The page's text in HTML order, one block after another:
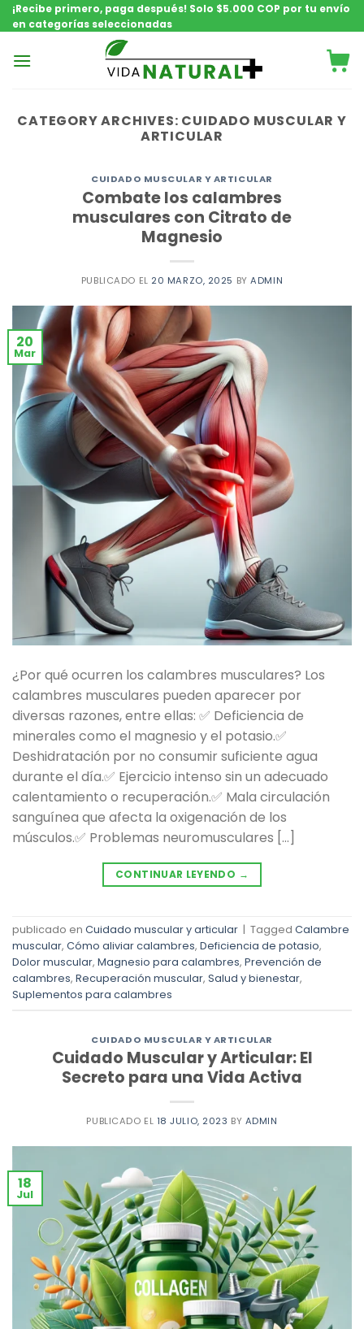
Saltar
contenido
¡Recibe primero, paga después! Solo $5.000 COP por tu envío
en categorías seleccionadas
CATEGORY ARCHIVES: CUIDADO MUSCULAR Y
ARTICULAR
CUIDADO MUSCULAR Y ARTICULAR
Combate los calambres
musculares con Citrato de
Magnesio
PUBLICADO EL 20 MARZO, 2025 BYADMIN
20
Mar
¿Por qué ocurren los calambres musculares? Los
calambres musculares pueden aparecer por
diversas razones, entre ellas: ✅ Deficiencia de
minerales como el magnesio y el potasio.✅
Deshidratación por no consumir suficiente agua
durante el día.✅ Ejercicio intenso sin un adecuado
calentamiento o recuperación.✅ Mala circulación
sanguínea que afecta la oxigenación de los
músculos.✅ Problemas neuromusculares […]
CONTINUAR LEYENDO →
publicado en Cuidado muscular y articular | Tagged Calambre
muscular, Cómo aliviar calambres, Deficiencia de potasio,
Dolor muscular, Magnesio para calambres, Prevención de
calambres, Recuperación muscular, Salud y bienestar,
Suplementos para calambres
CUIDADO MUSCULAR Y ARTICULAR
Cuidado Muscular y Articular: El
Secreto para una Vida Activa
PUBLICADO EL 18 JULIO, 2023 BY ADMIN
18
Jul